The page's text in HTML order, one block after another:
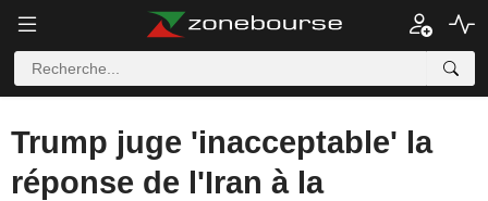
Trump juge 'inacceptable' la
réponse de l'Iran à la